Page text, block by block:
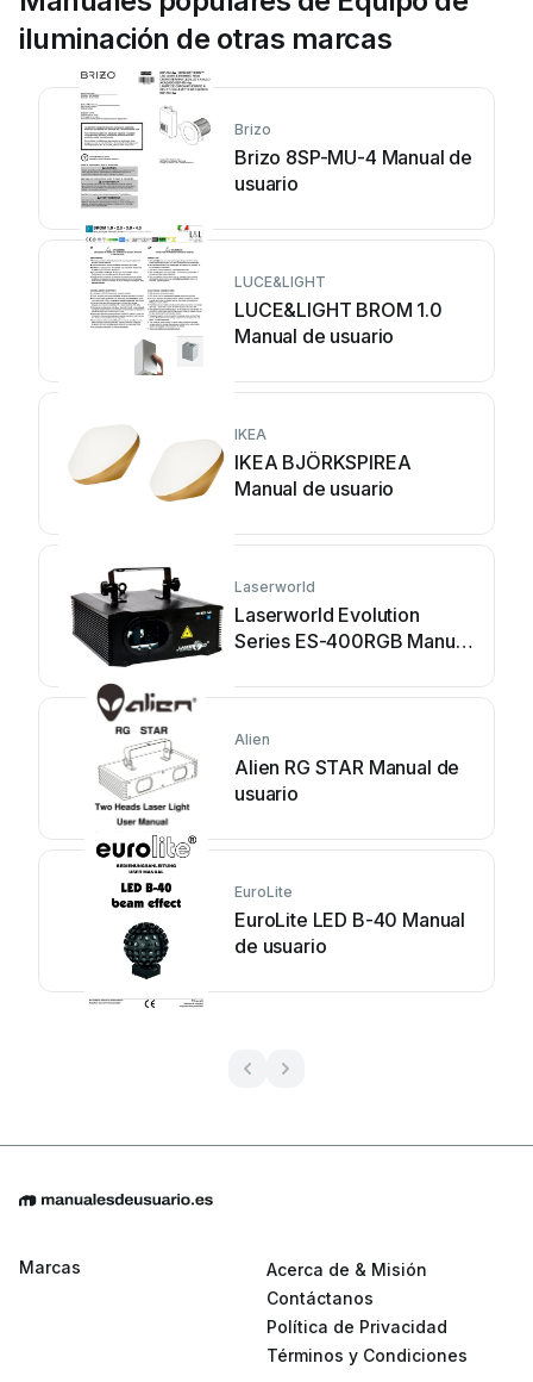
iluminación de otras marcas
Brizo
Brizo 8SP-MU-4 Manual de
usuario
LUCE&LIGHT
LUCE&LIGHT BROM 1.0
Manual de usuario
IKEA
IKEA BJÖRKSPIREA
Manual de usuario
Laserworld
Laserworld Evolution
Series ES-400RGB Manual
Alien
Alien RG STAR Manual de
usuario
EuroLite
EuroLite LED B-40 Manual
de usuario
Marcas
Acerca de & Misión
Contáctanos
Política de Privacidad
Términos y Condiciones